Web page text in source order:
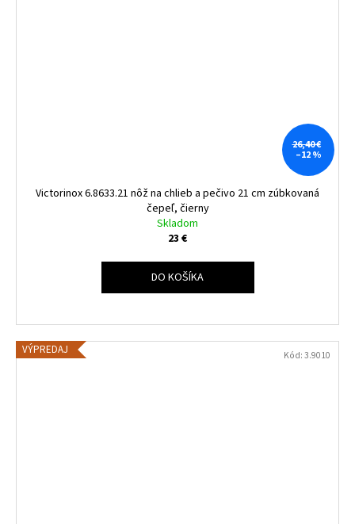
26,40 €
–12 %
Victorinox 6.8633.21 nôž na chlieb a pečivo 21 cm zúbkovaná
čepeľ, čierny
Skladom
23 €
DO KOŠÍKA
VÝPREDAJ Kód:3.9010